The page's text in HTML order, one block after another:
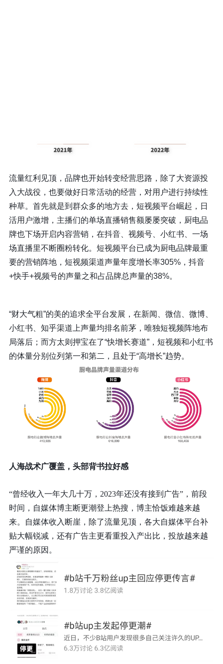
流量红利见顶，品牌也开始转变经营思路，除了大资源投
入大战役，也要做好日常活动的经营，对用户进行持续性
种草。首先就是到群众多的地方去，短视频平台崛起，日
活用户激增，主播们的单场直播销售额屡屡突破，厨电品
牌也下场开启内容营销，在抖音、视频号、小红书、一场
场直播里不断圈粉转化。短视频平台已成为厨电品牌最重
要的营销阵地，短视频渠道声量年度增长率305%，抖音
+快手+视频号的声量之和占品牌总声量的38%。
“财大气粗”的美的追求全平台发展，在新闻、微信、微博、
小红书、知乎渠道上声量均排名前茅，唯独短视频阵地布
局落后；而方太则押宝在了“快增长赛道”，短视频和小红书
的体量分别位列第一和第二，且处于“高增长”趋势。
人海战术广覆盖，头部背书拉好感
“曾经收入一年大几十万，2023年还没有接到广告”，前段
时间，自媒体博主断更潮登上热搜，博主恰饭难越来越
来。自媒体收入断崖，除了流量见顶，各大自媒体平台补
贴大幅锐减，还有广告主更看重投入产出比，投放越来越
严谨的原因。